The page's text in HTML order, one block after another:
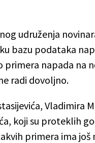
udruženja
bazu podataka
primera napada na
radi dovoljno.
Vladimira
koji su proteklih
primera ima još